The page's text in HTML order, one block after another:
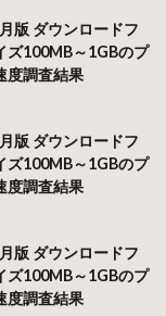
版 ダウンロードフ
ズ100MB～1GBのプ
度調査結果
版 ダウンロードフ
ズ100MB～1GBのプ
度調査結果
版 ダウンロードフ
ズ100MB～1GBのプ
度調査結果